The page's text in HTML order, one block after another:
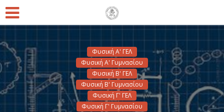
Φυσική Α' ΓΕΛ
Φυσική Α' Γυμνασίου
Φυσική Β' ΓΕΛ
Φυσική Β' Γυμνασίου
Φυσική Γ' ΓΕΛ
Φυσική Γ' Γυμνασίου